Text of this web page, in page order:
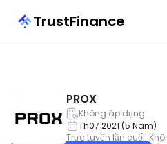
TrustFinance
PROX
Không áp dụng
Th07 2021 (5 Năm)
Trực tuyến lần cuối: